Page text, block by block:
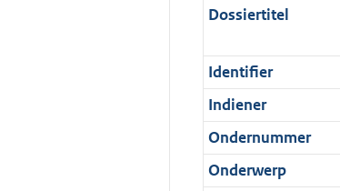
r
a
a
t
o
m
a
a
t
f
r
m
a
a
t
n
o
r
m
a
a
t
Dossiertitel
Identifier
Indiener
Ondernummer
Onderwerp